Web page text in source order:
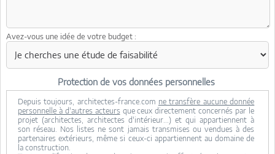
Avez-vous une idée de votre budget :
Protection de vos données personnelles
Depuis toujours, architectes-france.com ne transfère aucune donnée
personnelle à d'autres acteurs que ceux directement concernés par le
projet (architectes, architectes d'intérieur...) et qui appartiennent à
son réseau. Nos listes ne sont jamais transmises ou vendues à des
partenaires extérieurs, même si ceux-ci appartiennent au domaine de
la construction.